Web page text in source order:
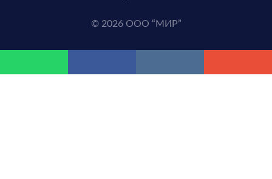
© 2026 ООО “МИР”